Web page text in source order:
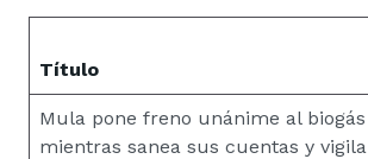
Título
Mula pone freno unánime al biogás
mientras sanea sus cuentas y vigila